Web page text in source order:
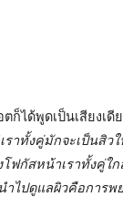
ก็ได้พูดเป็นเสียงเดี
เราทั้งคู่มักจะเป็นสิว
ฟกัสหน้าเราทั้งคู่ใก
ำไปดูแลผิวคือการพ